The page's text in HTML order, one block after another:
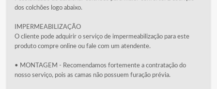
dos colchões logo abaixo.
IMPERMEABILIZAÇÃO
O cliente pode adquirir o serviço de impermeabilização para este
produto compre online ou fale com um atendente.
• MONTAGEM - Recomendamos fortemente a contratação do
nosso serviço, pois as camas não possuem furação prévia.